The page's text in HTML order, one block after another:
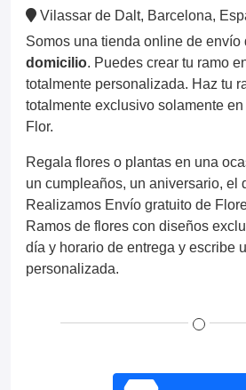
Vilassar de Dalt, Barcelona,
Somos una tienda online de envío
domicilio. Puedes crear tu ramo
totalmente personalizada. Haz tu
totalmente exclusivo solamente en
Flor.
Regala flores o plantas en una
un cumpleaños, un aniversario, el
Realizamos Envío gratuito de
Ramos de flores con diseños
día y horario de entrega y escribe
personalizada.